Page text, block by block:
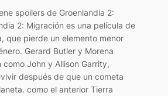
spoilers de Groenlandia 2:
2: Migración es una película de
que pierde un elemento menor
Gerard Butler y Morena
como John y Allison Garrity,
después de que un cometa
como el anterior Tierra